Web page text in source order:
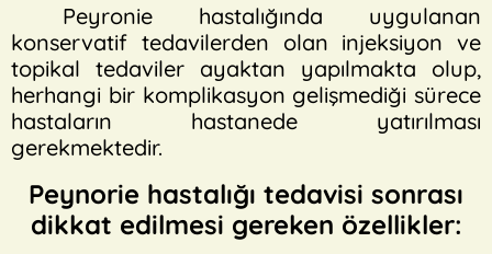
Peyronie hastalığında uygulanan
konservatif tedavilerden olan injeksiyon ve
topikal tedaviler ayaktan yapılmakta olup,
herhangi bir komplikasyon gelişmediği sürece
hastaların hastanede yatırılması
gerekmektedir.
Peynorie hastalığı tedavisi sonrası
dikkat edilmesi gereken özellikler: